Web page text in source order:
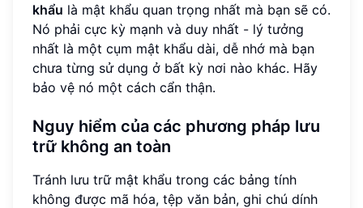
khẩu là mật khẩu quan trọng nhất mà bạn sẽ có.
Nó phải cực kỳ mạnh và duy nhất - lý tưởng
nhất là một cụm mật khẩu dài, dễ nhớ mà bạn
chưa từng sử dụng ở bất kỳ nơi nào khác. Hãy
bảo vệ nó một cách cẩn thận.
Nguy hiểm của các phương pháp lưu
trữ không an toàn
Tránh lưu trữ mật khẩu trong các bảng tính
không được mã hóa, tệp văn bản, ghi chú dính